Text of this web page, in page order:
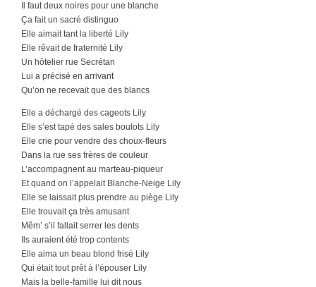
Il faut deux noires pour une blanche
Ça fait un sacré distinguo
Elle aimait tant la liberté Lily
Elle rêvait de fraternité Lily
Un hôtelier rue Secrétan
Lui a précisé en arrivant
Qu’on ne recevait que des blancs
Elle a déchargé des cageots Lily
Elle s’est tapé des sales boulots Lily
Elle crie pour vendre des choux-fleurs
Dans la rue ses frères de couleur
L’accompagnent au marteau-piqueur
Et quand on l’appelait Blanche-Neige Lily
Elle se laissait plus prendre au piège Lily
Elle trouvait ça très amusant
Mêm’ s’il fallait serrer les dents
Ils auraient été trop contents
Elle aima un beau blond frisé Lily
Qui était tout prêt à l’épouser Lily
Mais la belle-famille lui dit nous